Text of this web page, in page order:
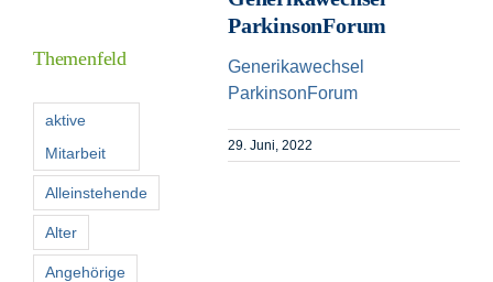
ParkinsonForum
Generikawechsel
ParkinsonForum
29. Juni, 2022
Themenfeld
aktive
Mitarbeit
Alleinstehende
Alter
Angehörige